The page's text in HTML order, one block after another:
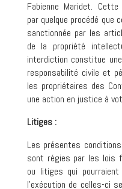
Fabienne Maridet.
par quelque procédé
sanctionnée par les
de la propriété
interdiction constitue
responsabilité civile et
les propriétaires des
une action en justice à
Litiges :
Les présentes
sont régies par les lois
ou litiges qui
l’exécution de celles-ci